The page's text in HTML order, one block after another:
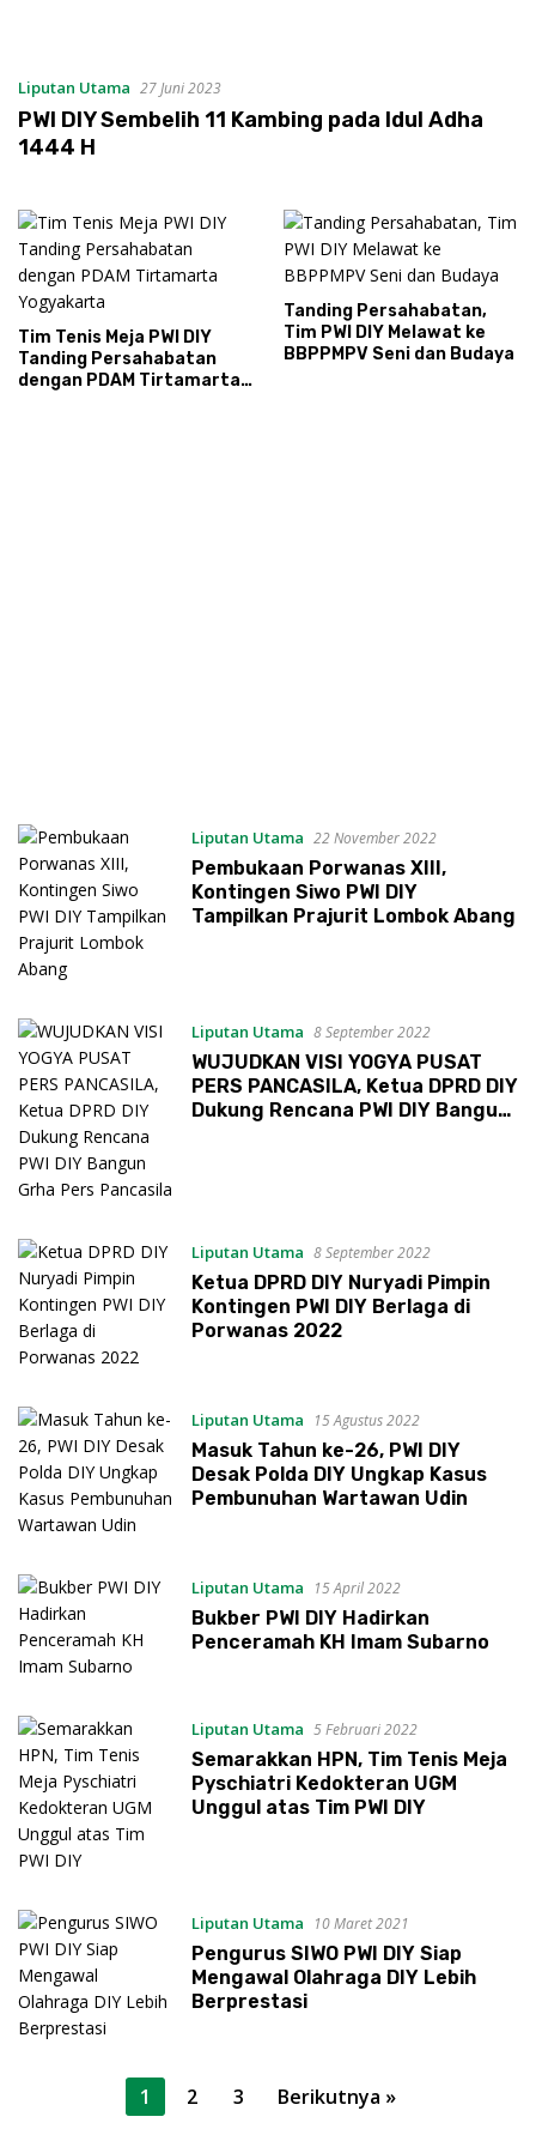
Liputan Utama 27 Juni 2023
PWI DIY Sembelih 11 Kambing pada Idul Adha
1444 H
Tim Tenis Meja PWI DIY
Tanding Persahabatan
dengan PDAM Tirtamarta
Tanding Persahabatan,
Tim PWI DIY Melawat ke
BBPPMPV Seni dan Budaya
Liputan Utama 22 November 2022
Pembukaan Porwanas XIII,
Kontingen Siwo PWI DIY
Tampilkan Prajurit Lombok Abang
Liputan Utama 8 September 2022
WUJUDKAN VISI YOGYA PUSAT
PERS PANCASILA, Ketua DPRD DIY
Dukung Rencana PWI DIY Bangun
Liputan Utama 8 September 2022
Ketua DPRD DIY Nuryadi Pimpin
Kontingen PWI DIY Berlaga di
Porwanas 2022
Liputan Utama 15 Agustus 2022
Masuk Tahun ke-26, PWI DIY
Desak Polda DIY Ungkap Kasus
Pembunuhan Wartawan Udin
Liputan Utama 15 April 2022
Bukber PWI DIY Hadirkan
Penceramah KH Imam Subarno
Liputan Utama 5 Februari 2022
Semarakkan HPN, Tim Tenis Meja
Pyschiatri Kedokteran UGM
Unggul atas Tim PWI DIY
Liputan Utama 10 Maret 2021
Pengurus SIWO PWI DIY Siap
Mengawal Olahraga DIY Lebih
Berprestasi
1 2 3 Berikutnya »